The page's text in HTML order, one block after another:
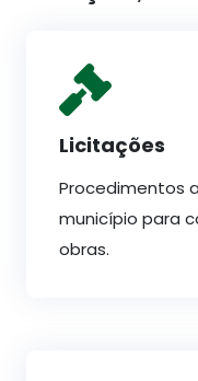
Licitações
Procedimentos
município para
obras.